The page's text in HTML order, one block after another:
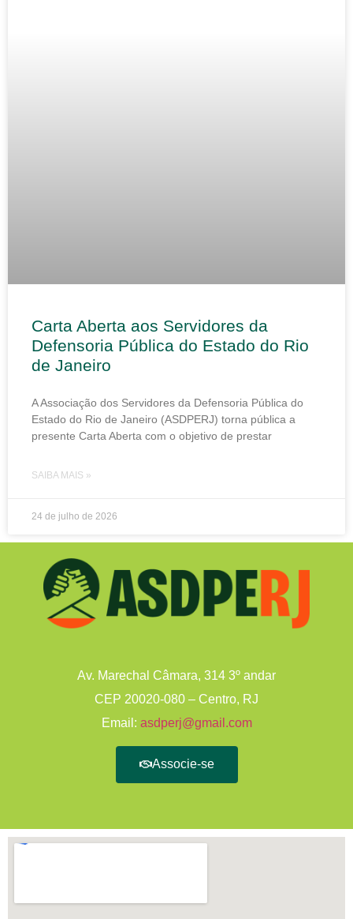
Carta Aberta aos Servidores da
Defensoria Pública do Estado do Rio
de Janeiro
A Associação dos Servidores da Defensoria Pública do
Estado do Rio de Janeiro (ASDPERJ) torna pública a
presente Carta Aberta com o objetivo de prestar
SAIBA MAIS »
24 de julho de 2026
Av. Marechal Câmara, 314 3º andar
CEP 20020-080 – Centro, RJ
Email: asdperj@gmail.com
Associe-se